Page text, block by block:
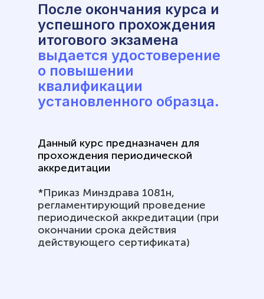
После окончания курса и
успешного прохождения
итогового экзамена
выдается удостоверение
о повышении
квалификации
установленного образца.
Данный курс предназначен для
прохождения периодической
аккредитации
*Приказ Минздрава 1081н,
регламентирующий проведение
периодической аккредитации (при
окончании срока действия
действующего сертификата)